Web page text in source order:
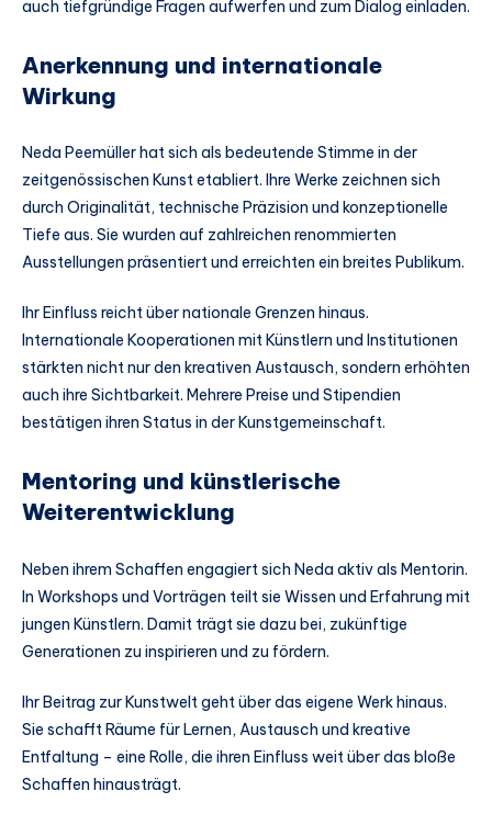
auch tiefgründige Fragen aufwerfen und zum Dialog einladen.
Anerkennung und internationale
Wirkung
Neda Peemüller hat sich als bedeutende Stimme in der
zeitgenössischen Kunst etabliert. Ihre Werke zeichnen sich
durch Originalität, technische Präzision und konzeptionelle
Tiefe aus. Sie wurden auf zahlreichen renommierten
Ausstellungen präsentiert und erreichten ein breites Publikum.
Ihr Einfluss reicht über nationale Grenzen hinaus.
Internationale Kooperationen mit Künstlern und Institutionen
stärkten nicht nur den kreativen Austausch, sondern erhöhten
auch ihre Sichtbarkeit. Mehrere Preise und Stipendien
bestätigen ihren Status in der Kunstgemeinschaft.
Mentoring und künstlerische
Weiterentwicklung
Neben ihrem Schaffen engagiert sich Neda aktiv als Mentorin.
In Workshops und Vorträgen teilt sie Wissen und Erfahrung mit
jungen Künstlern. Damit trägt sie dazu bei, zukünftige
Generationen zu inspirieren und zu fördern.
Ihr Beitrag zur Kunstwelt geht über das eigene Werk hinaus.
Sie schafft Räume für Lernen, Austausch und kreative
Entfaltung – eine Rolle, die ihren Einfluss weit über das bloße
Schaffen hinausträgt.